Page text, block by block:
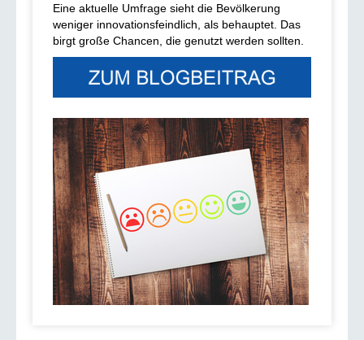
Eine aktuelle Umfrage sieht die Bevölkerung
weniger innovationsfeindlich, als behauptet. Das
birgt große Chancen, die genutzt werden sollten.